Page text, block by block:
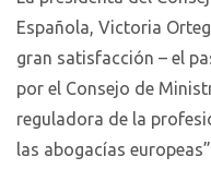
Española, Victoria
gran satisfacción – el
por el Consejo de
reguladora de la
las abogacías